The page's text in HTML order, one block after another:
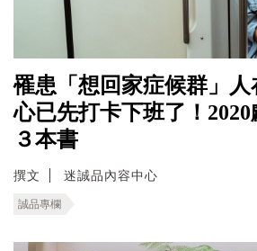
罹患「想回家症候群」人
心已先打卡下班了！
３本書
撰文 迷誠品內容中心
誠品專欄